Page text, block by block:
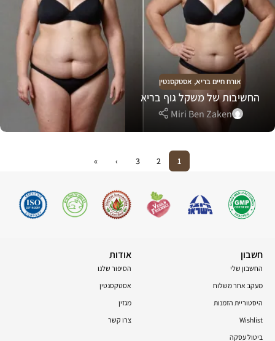
אורח חיים בריא, אסטקסנטין
החשיבות של משקל גוף בריא
Miri Ben Zaken
1
2
3
›
»
חשבון
החשבון שלי
מעקב אחר משלוח
היסטוריית הזמנות
Wishlist
ביטול עסקה
אודות
הסיפור שלנו
אסטקסנטין
מגזין
צרו קשר